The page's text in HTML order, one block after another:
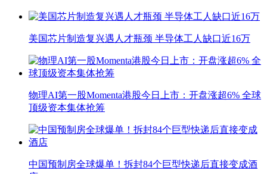
美国芯片制造复兴遇人才瓶颈 半导体工人缺口近16万
物理AI第一股Momenta港股今日上市：开盘涨超6% 全球
顶级资本集体抢筹
中国预制房全球爆单！拆封84个巨型快递后直接变成酒